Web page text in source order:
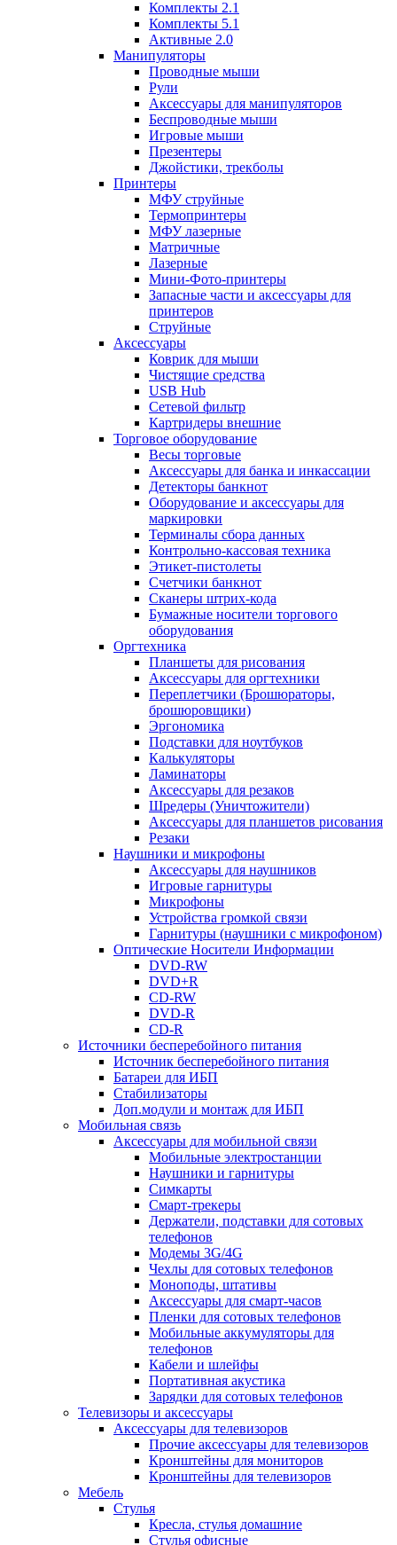
Комплекты 2.1
Комплекты 5.1
Активные 2.0
Манипуляторы
Проводные мыши
Рули
Аксессуары для манипуляторов
Беспроводные мыши
Игровые мыши
Презентеры
Джойстики, трекболы
Принтеры
МФУ струйные
Термопринтеры
МФУ лазерные
Матричные
Лазерные
Мини-Фото-принтеры
Запасные части и аксессуары для
принтеров
Струйные
Аксессуары
Коврик для мыши
Чистящие средства
USB Hub
Сетевой фильтр
Картридеры внешние
Торговое оборудование
Весы торговые
Аксессуары для банка и инкассации
Детекторы банкнот
Оборудование и аксессуары для
маркировки
Терминалы сбора данных
Контрольно-кассовая техника
Этикет-пистолеты
Счетчики банкнот
Сканеры штрих-кода
Бумажные носители торгового
оборудования
Оргтехника
Планшеты для рисования
Аксессуары для оргтехники
Переплетчики (Брошюраторы,
брошюровщики)
Эргономика
Подставки для ноутбуков
Калькуляторы
Ламинаторы
Аксессуары для резаков
Шредеры (Уничтожители)
Аксессуары для планшетов рисования
Резаки
Наушники и микрофоны
Аксессуары для наушников
Игровые гарнитуры
Микрофоны
Устройства громкой связи
Гарнитуры (наушники с микрофоном)
Оптические Носители Информации
DVD-RW
DVD+R
CD-RW
DVD-R
CD-R
Источники бесперебойного питания
Источник бесперебойного питания
Батареи для ИБП
Стабилизаторы
Доп.модули и монтаж для ИБП
Мобильная связь
Аксессуары для мобильной связи
Мобильные электростанции
Наушники и гарнитуры
Симкарты
Смарт-трекеры
Держатели, подставки для сотовых
телефонов
Модемы 3G/4G
Чехлы для сотовых телефонов
Моноподы, штативы
Аксессуары для смарт-часов
Пленки для сотовых телефонов
Мобильные аккумуляторы для
телефонов
Кабели и шлейфы
Портативная акустика
Зарядки для сотовых телефонов
Телевизоры и аксессуары
Аксессуары для телевизоров
Прочие аксессуары для телевизоров
Кронштейны для мониторов
Кронштейны для телевизоров
Мебель
Стулья
Кресла, стулья домашние
Стулья офисные